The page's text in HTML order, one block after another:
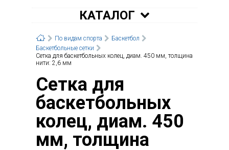
КАТАЛОГ
По видам спорта
Баскетбол
Баскетбольные сетки
Сетка для баскетбольных колец, диам. 450 мм, толщина
нити: 2,6 мм
Сетка для
баскетбольных
колец, диам. 450
мм, толщина